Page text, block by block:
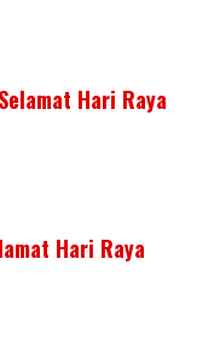
Hari Raya
Hari Raya